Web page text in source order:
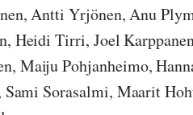
Antti Yrjönen, Anu
Heidi Tirri, Joel
Maiju Pohjanheimo,
Sami Sorasalmi, Maarit